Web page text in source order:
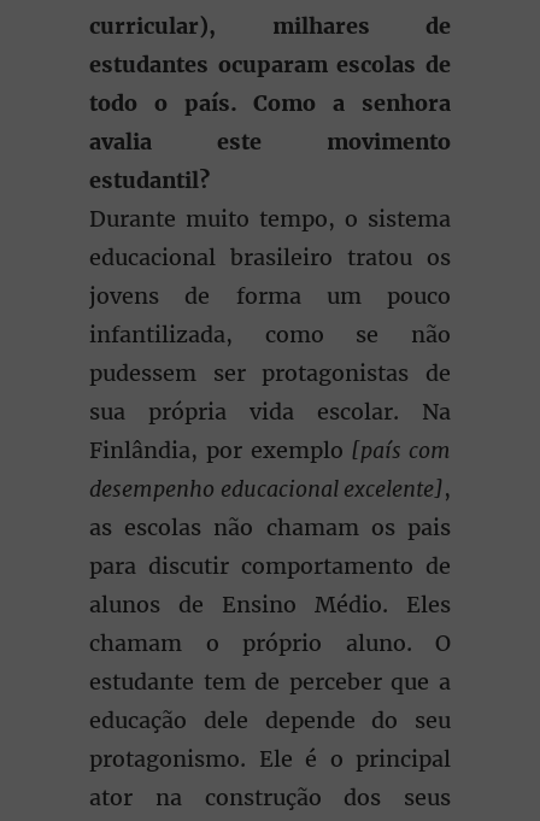
curricular), milhares de
estudantes ocuparam escolas de
todo o país. Como a senhora
avalia este movimento
estudantil?
Durante muito tempo, o sistema
educacional brasileiro tratou os
jovens de forma um pouco
infantilizada, como se não
pudessem ser protagonistas de
sua própria vida escolar. Na
Finlândia, por exemplo [país com
desempenho educacional excelente],
as escolas não chamam os pais
para discutir comportamento de
alunos de Ensino Médio. Eles
chamam o próprio aluno. O
estudante tem de perceber que a
educação dele depende do seu
protagonismo. Ele é o principal
ator na construção dos seus